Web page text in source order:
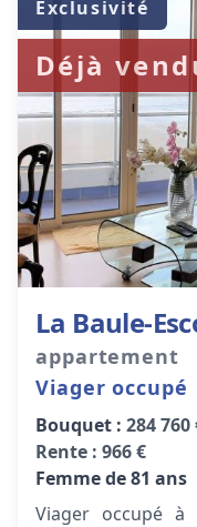
Exclusivité
Déjà
La Baule-
appartement
Viager occupé
Bouquet : 284 760
Rente : 966 €
Femme de 81 ans
Viager occupé à